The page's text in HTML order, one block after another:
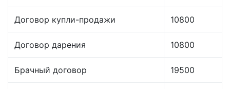
Договор купли-продажи 10800
Договор дарения 10800
Брачный договор 19500